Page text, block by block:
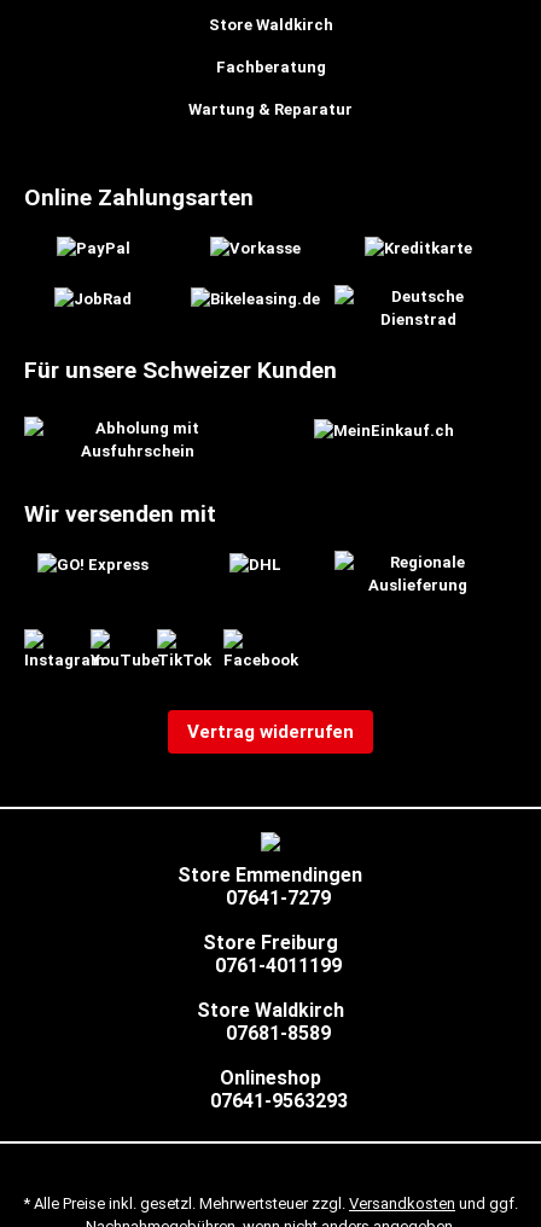
Store Waldkirch
Fachberatung
Wartung & Reparatur
Online Zahlungsarten
Für unsere Schweizer Kunden
Wir versenden mit
Vertrag widerrufen
Store Emmendingen
07641-7279
Store Freiburg
0761-4011199
Store Waldkirch
07681-8589
Onlineshop
07641-9563293
* Alle Preise inkl. gesetzl. Mehrwertsteuer zzgl. Versandkosten und ggf.